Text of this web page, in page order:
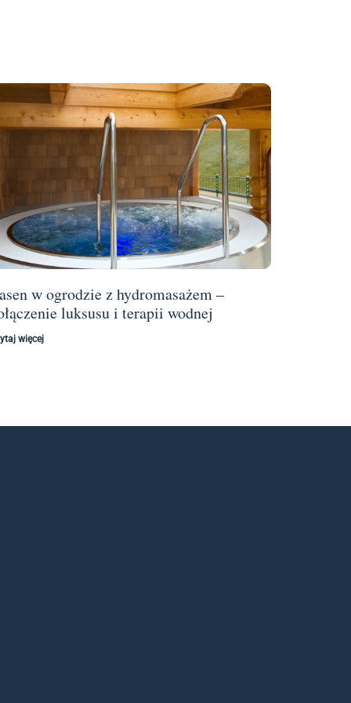
w ogrodzie z hydromasażem –
luksusu i terapii wodnej
więcej